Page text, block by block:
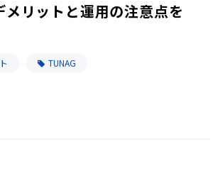
リットと運用の注意点を
TUNAG